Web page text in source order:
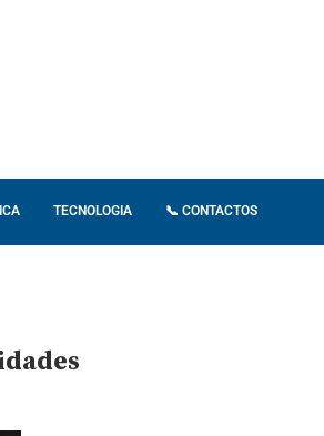
TECNOLOGIA 📞 CONTACTOS